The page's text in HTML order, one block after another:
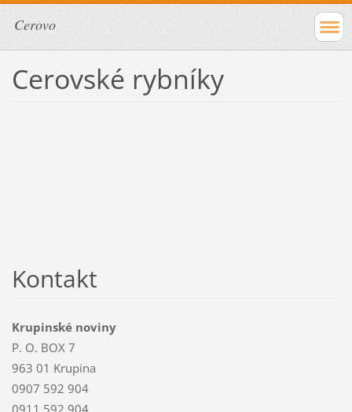
Cerovo
Cerovské rybníky
Kontakt
Krupinské noviny
P. O. BOX 7
963 01 Krupina
0907 592 904
0911 592 904